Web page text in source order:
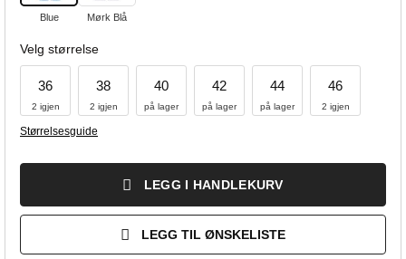
Blue Mørk Blå
Velg størrelse
36
2 igjen
38
2 igjen
40
på lager
42
på lager
44
på lager
46
2 igjen
Størrelsesguide
LEGG I HANDLEKURV
LEGG TIL ØNSKELISTE